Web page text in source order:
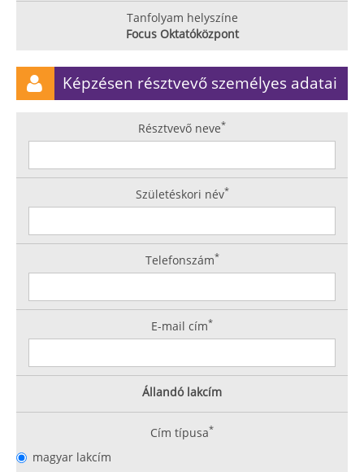
Tanfolyam helyszíne
Focus Oktatóközpont
Képzésen résztvevő személyes adatai
Résztvevő neve*
Születéskori név*
Telefonszám*
E-mail cím*
Állandó lakcím
Cím típusa*
magyar lakcím